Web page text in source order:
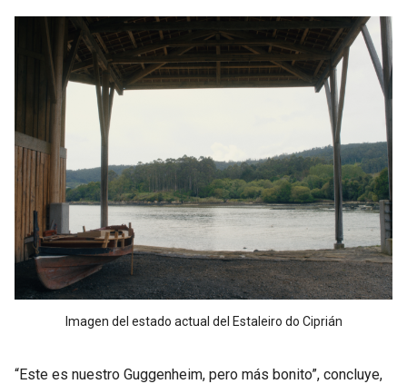
Imagen del estado actual del Estaleiro do Ciprián
“Este es nuestro Guggenheim, pero más bonito”, concluye,